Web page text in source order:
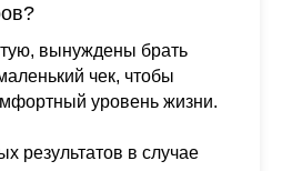
вынуждены брать
чек, чтобы
уровень жизни.
результатов в случае